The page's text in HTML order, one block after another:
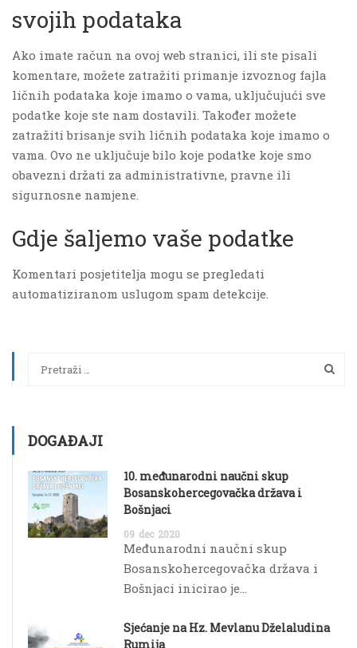
svojih podataka
Ako imate račun na ovoj web stranici, ili ste pisali
komentare, možete zatražiti primanje izvoznog fajla
ličnih podataka koje imamo o vama, uključujući sve
podatke koje ste nam dostavili. Također možete
zatražiti brisanje svih ličnih podataka koje imamo o
vama. Ovo ne uključuje bilo koje podatke koje smo
obavezni držati za administrativne, pravne ili
sigurnosne namjene.
Gdje šaljemo vaše podatke
Komentari posjetitelja mogu se pregledati
automatiziranom uslugom spam detekcije.
DOGAĐAJI
10. međunarodni naučni skup
Bosanskohercegovačka država i
Bošnjaci
09 dec 2020
Međunarodni naučni skup
Bosanskohercegovačka država i
Bošnjaci inicirao je...
Sjećanje na Hz. Mevlanu Dželaludina
Rumija